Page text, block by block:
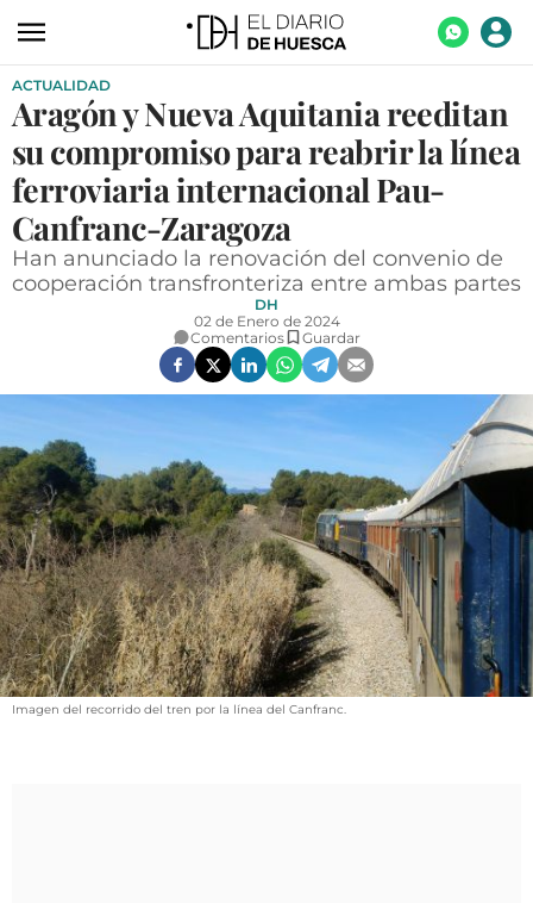
ACTUALIDAD
ECONOMÍA
TECNOLOGÍA
TURISMO
AGROALIMENTACIÓN
OPINIÓN
GALERÍAS
VÍDEOS
CONTACTAR
FIESTAS EN EL ALTO ARAGÓN
FIESTAS DE SAN LORENZO
AGENDA
ACTUALIDAD
Aragón y Nueva Aquitania reeditan
su compromiso para reabrir la línea
ferroviaria internacional Pau-
Canfranc-Zaragoza
Han anunciado la renovación del convenio de
cooperación transfronteriza entre ambas partes
DH
02 de Enero de 2024
Comentarios
Guardar
Imagen del recorrido del tren por la línea del Canfranc.